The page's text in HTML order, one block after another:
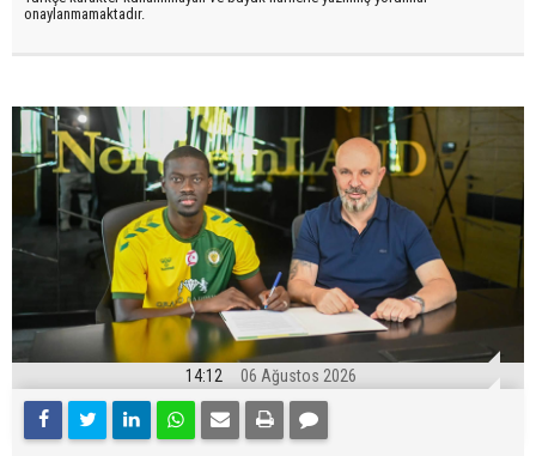
onaylanmamaktadır.
14:12 06 Ağustos 2026